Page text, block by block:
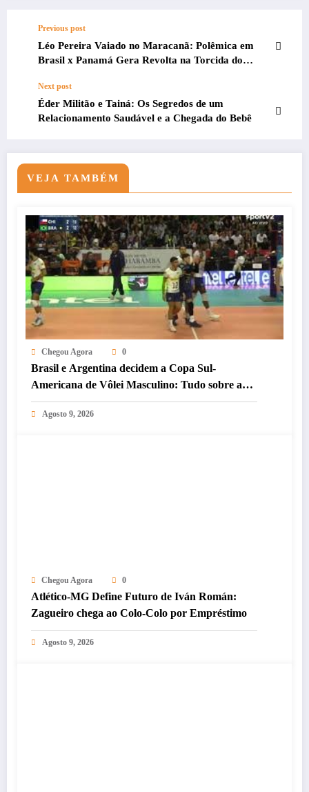
Previous post
Léo Pereira Vaiado no Maracanã: Polêmica em
Brasil x Panamá Gera Revolta na Torcida do
Next post
Éder Militão e Tainá: Os Segredos de um
Relacionamento Saudável e a Chegada do Bebê
VEJA TAMBÉM
Chegou Agora 0
Brasil e Argentina decidem a Copa Sul-
Americana de Vôlei Masculino: Tudo sobre a
Final!
Agosto 9, 2026
Chegou Agora 0
Atlético-MG Define Futuro de Iván Román:
Zagueiro chega ao Colo-Colo por Empréstimo
Agosto 9, 2026